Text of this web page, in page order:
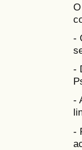
-
-
-
-